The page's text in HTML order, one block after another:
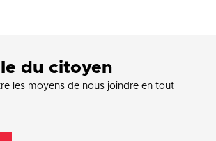
du citoyen
les moyens de nous joindre en tout